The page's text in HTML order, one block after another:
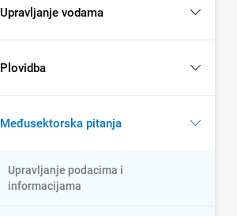
Upravljanje vodama
Plovidba
Međusektorska pitanja
Upravljanje podacima i
informacijama